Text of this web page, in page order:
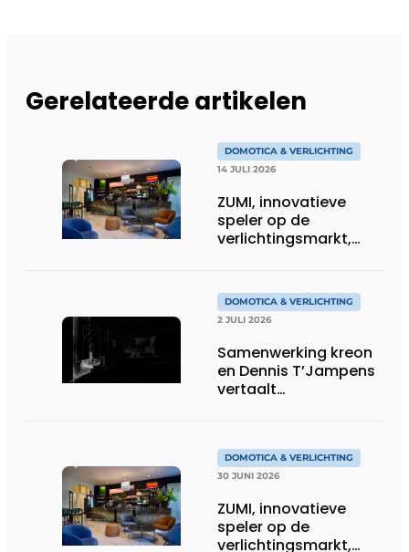
Gerelateerde artikelen
DOMOTICA & VERLICHTING
14 JULI 2026
ZUMI, innovatieve
speler op de
verlichtingsmarkt,
DOMOTICA & VERLICHTING
2 JULI 2026
Samenwerking kreon
en Dennis T’Jampens
vertaalt
sfeervolle verlichting
DOMOTICA & VERLICHTING
30 JUNI 2026
ZUMI, innovatieve
speler op de
verlichtingsmarkt,